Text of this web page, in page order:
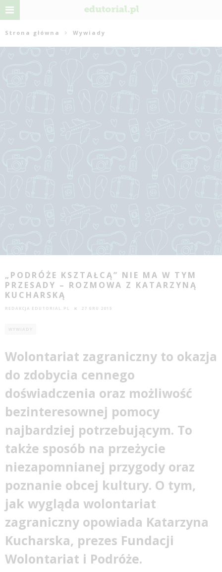
Strona główna Wywiady
„PODRÓŻE KSZTAŁCĄ” NIE MA W TYM
PRZESADY – ROZMOWA Z KATARZYNĄ
KUCHARSKĄ
REDAKCJA EDUTORIAL.PL 27 GRU 2015
WYWIADY
Wolontariat zagraniczny to okazja
do zdobycia cennego
doświadczenia oraz możliwość
bezinteresownej pomocy
najbardziej potrzebującym. To
także sposób na przeżycie
niezapomnianej przygody oraz
poznanie obcej kultury. O tym,
jak wygląda wolontariat
zagraniczny opowiada Katarzyna
Kucharska, prezes Fundacji
Wolontariat i Podróże.